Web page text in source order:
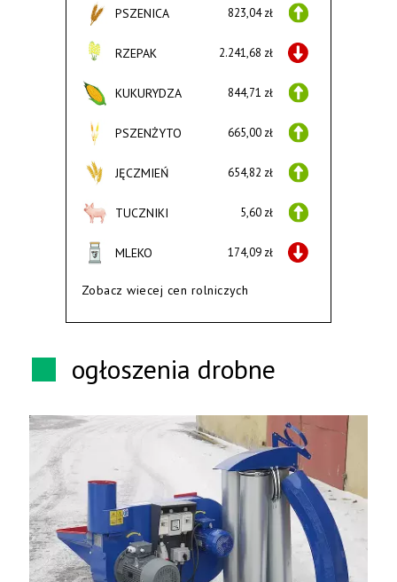
PSZENICA 823,04 zł
RZEPAK 2.241,68 zł
KUKURYDZA 844,71 zł
PSZENŻYTO 665,00 zł
JĘCZMIEŃ 654,82 zł
TUCZNIKI 5,60 zł
MLEKO 174,09 zł
Zobacz wiecej cen rolniczych
ogłoszenia drobne